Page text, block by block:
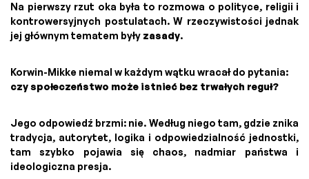
Na pierwszy rzut oka była to rozmowa o polityce, religii i
kontrowersyjnych postulatach. W rzeczywistości jednak
jej głównym tematem były zasady.
Korwin-Mikke niemal w każdym wątku wracał do pytania:
czy społeczeństwo może istnieć bez trwałych reguł?
Jego odpowiedź brzmi: nie. Według niego tam, gdzie znika
tradycja, autorytet, logika i odpowiedzialność jednostki,
tam szybko pojawia się chaos, nadmiar państwa i
ideologiczna presja.